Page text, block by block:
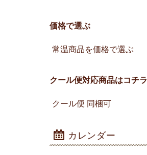
価格で選ぶ
常温商品を価格で選ぶ
クール便対応商品はコチラ
クール便 同梱可